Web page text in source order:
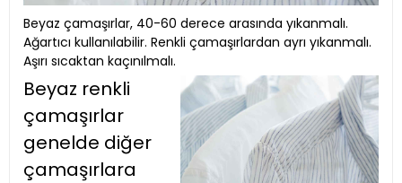
Beyaz çamaşırlar, 40-60 derece arasında yıkanmalı.
Ağartıcı kullanılabilir. Renkli çamaşırlardan ayrı yıkanmalı.
Aşırı sıcaktan kaçınılmalı.
Beyaz renkli
çamaşırlar
genelde diğer
çamaşırlara